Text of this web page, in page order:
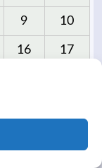
9 10
16 17